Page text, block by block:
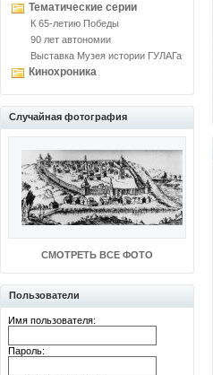
Тематические серии
К 65-летию Победы
90 лет автономии
Выставка Музея истории ГУЛАГа
Кинохроника
Случайная фотография
СМОТРЕТЬ ВСЕ ФОТО
Пользователи
Имя пользователя:
Пароль: